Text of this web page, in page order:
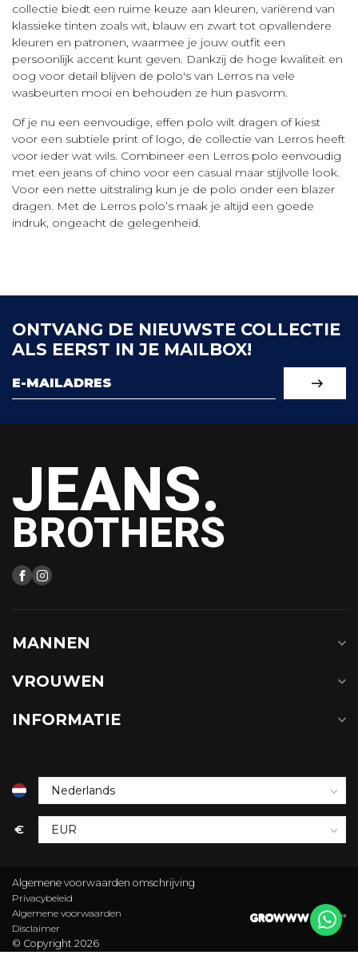
collectie biedt een ruime keuze aan kleuren, variërend van
klassieke tinten zoals wit, blauw en zwart tot opvallendere
kleuren en patronen, waarmee je jouw outfit een
persoonlijk accent kunt geven. Dankzij de hoge kwaliteit en
oog voor detail blijven de polo's van Lerros na vele
wasbeurten mooi en behouden ze hun pasvorm.
Of je nu een eenvoudige, effen polo wilt dragen of kiest
voor een subtiele print of logo, de collectie van Lerros heeft
voor ieder wat wils. Combineer een Lerros polo eenvoudig
met een jeans of chino voor een casual maar stijlvolle look.
Voor een nette uitstraling kun je de polo onder een blazer
dragen. Met de Lerros polo’s maak je altijd een goede
indruk, ongeacht de gelegenheid.
ONTVANG DE NIEUWSTE COLLECTIE
ALS EERST IN JE MAILBOX!
JEANS.
BROTHERS
MANNEN
VROUWEN
INFORMATIE
€
Algemene voorwaarden omschrijving
Privacybeleid
Algemene voorwaarden
Disclaimer
© Copyright 2026